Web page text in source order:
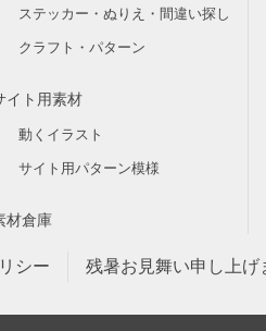
ステッカー・ぬりえ・間違い探し
クラフト・パターン
イト用素材
動くイラスト
サイト用パターン模様
材倉庫
シー 残暑お見舞い申し上げ